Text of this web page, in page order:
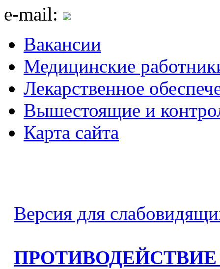
e-mail:
Вакансии
Медицинские
Лекарственное
Вышестоящие и
Карта сайта
Версия для